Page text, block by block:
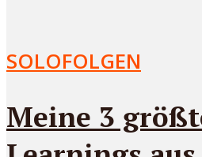
SOLOFOLGEN
Meine 3